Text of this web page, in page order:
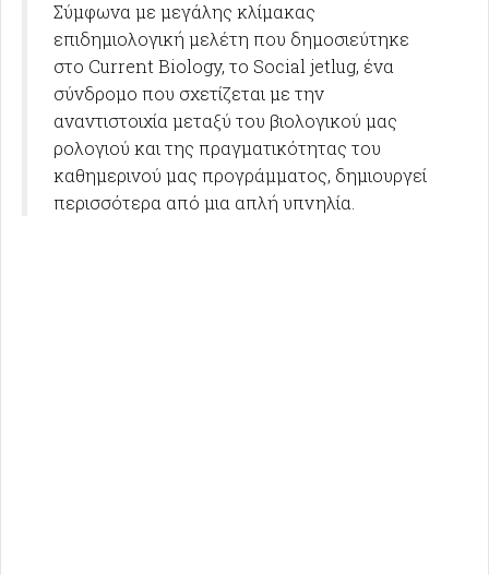
Σύμφωνα με μεγάλης κλίμακας
επιδημιολογική μελέτη που δημοσιεύτηκε
στο Current Biology, το Social jetlug, ένα
σύνδρομο που σχετίζεται με την
αναντιστοιχία μεταξύ του βιολογικού μας
ρολογιού και της πραγματικότητας του
καθημερινού μας προγράμματος, δημιουργεί
περισσότερα από μια απλή υπνηλία.